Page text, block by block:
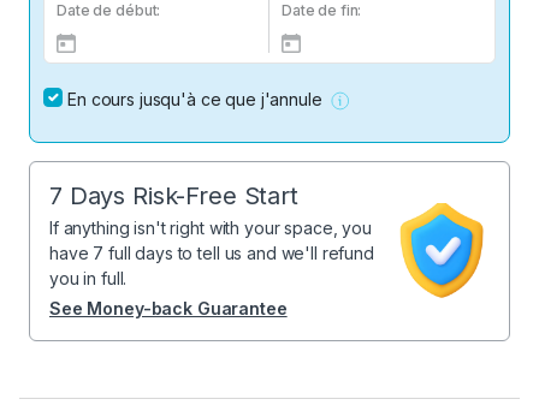
Date de début: Date de fin:
En cours jusqu'à ce que j'annule
7 Days Risk-Free Start
If anything isn't right with your space, you
have 7 full days to tell us and we'll refund
you in full.
See Money-back Guarantee